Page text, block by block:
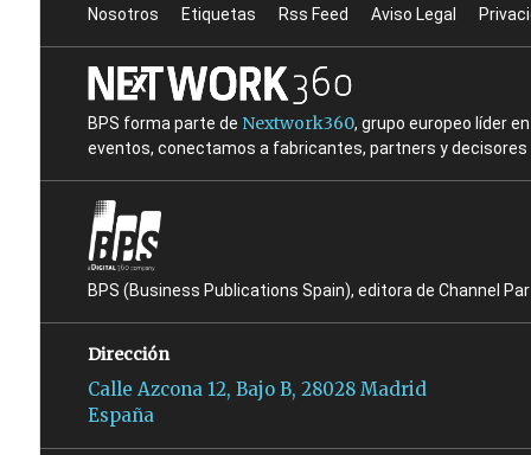
Nosotros Etiquetas Rss Feed Aviso Legal
BPS forma parte de Nextwork360, grupo europeo líder
eventos, conectamos a fabricantes, partners y
BPS (Business Publications Spain), editora de Channel
Dirección
Calle Azcona 12, Bajo B, 28028 Madrid
España